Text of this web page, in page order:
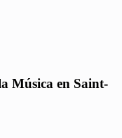
Música en Saint-